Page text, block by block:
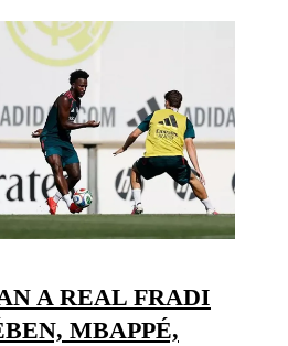
A REAL FRADI
MBAPPÉ,